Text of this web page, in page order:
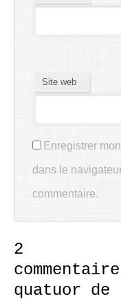
Site web
Enregistrer
dans le
commentaire.
2
quatuor de